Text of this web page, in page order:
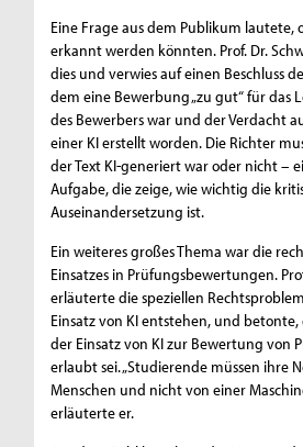
Eine Frage aus dem Publikum lautete,
erkannt werden könnten. Prof. Dr.
dies und verwies auf einen Beschluss
dem eine Bewerbung „zu gut“ für das
des Bewerbers war und der Verdacht
einer KI erstellt worden. Die Richter
der Text KI-generiert war oder nicht –
Aufgabe, die zeige, wie wichtig die
Auseinandersetzung ist.
Ein weiteres großes Thema war die
Einsatzes in Prüfungsbewertungen.
erläuterte die speziellen
Einsatz von KI entstehen, und betonte,
der Einsatz von KI zur Bewertung von
erlaubt sei. „Studierende müssen ihre
Menschen und nicht von einer
erläuterte er.